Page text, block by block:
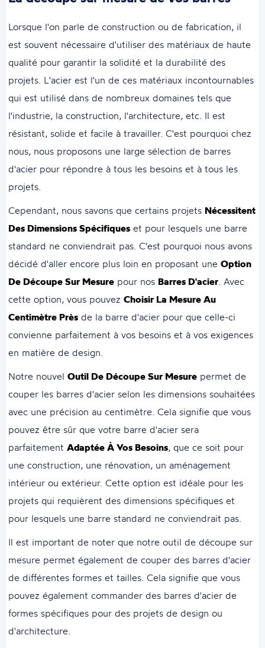
Lorsque l'on parle de construction ou de fabrication, il
est souvent nécessaire d'utiliser des matériaux de haute
qualité pour garantir la solidité et la durabilité des
projets. L'acier est l'un de ces matériaux incontournables
qui est utilisé dans de nombreux domaines tels que
l'industrie, la construction, l'architecture, etc. Il est
résistant, solide et facile à travailler. C'est pourquoi chez
nous, nous proposons une large sélection de barres
d'acier pour répondre à tous les besoins et à tous les
projets.
Cependant, nous savons que certains projets Nécessitent
Des Dimensions Spécifiques et pour lesquels une barre
standard ne conviendrait pas. C'est pourquoi nous avons
décidé d'aller encore plus loin en proposant uneOption
De Découpe Sur Mesure pour nos Barres D'acier. Avec
cette option, vous pouvezChoisir La Mesure Au
Centimètre Près de la barre d'acier pour que celle-ci
convienne parfaitement à vos besoins et à vos exigences
en matière de design.
Notre nouvelOutil De Découpe Sur Mesure permet de
couper les barres d'acier selon les dimensions souhaitées
avec une précision au centimètre. Cela signifie que vous
pouvez être sûr que votre barre d'acier sera
parfaitementAdaptée À Vos Besoins, que ce soit pour
une construction, une rénovation, un aménagement
intérieur ou extérieur. Cette option est idéale pour les
projets qui requièrent des dimensions spécifiques et
pour lesquels une barre standard ne conviendrait pas.
Il est important de noter que notre outil de découpe sur
mesure permet également de couper des barres d'acier
de différentes formes et tailles. Cela signifie que vous
pouvez également commander des barres d'acier de
formes spécifiques pour des projets de design ou
d'architecture.